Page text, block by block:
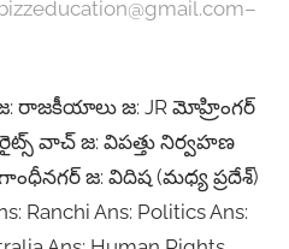
–
జ: రాజకీయాలు జ: JR మోహ్రింగర్
వాచ్ జ: విపత్తు నిర్వహణ
జ: విదిష (మధ్య ప్రదేశ్)
Ranchi Ans: Politics Ans: